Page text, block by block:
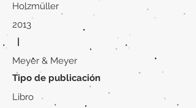
Holzmüller
2013
|
Meyer & Meyer
Tipo de publicación
Libro